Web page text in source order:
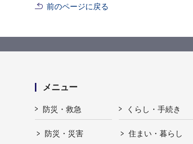
前のページに戻る
メニュー
防災・救急
防災・災害
くらし・手続き
住まい・暮らし